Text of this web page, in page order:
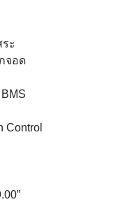
ะ
จอด
Control